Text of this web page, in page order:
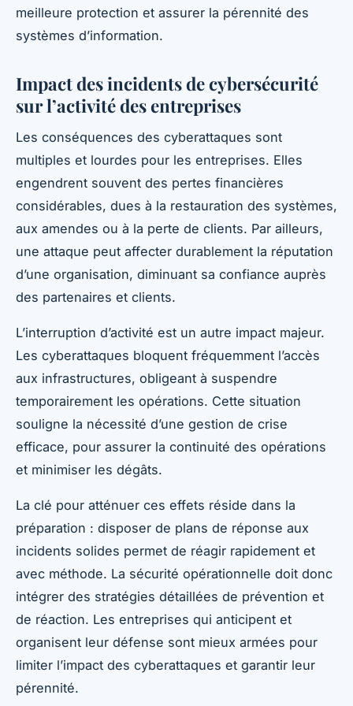
meilleure protection et assurer la pérennité des
systèmes d’information.
Impact des incidents de cybersécurité
sur l’activité des entreprises
Les conséquences des cyberattaques sont
multiples et lourdes pour les entreprises. Elles
engendrent souvent des pertes financières
considérables, dues à la restauration des systèmes,
aux amendes ou à la perte de clients. Par ailleurs,
une attaque peut affecter durablement la réputation
d’une organisation, diminuant sa confiance auprès
des partenaires et clients.
L’interruption d’activité est un autre impact majeur.
Les cyberattaques bloquent fréquemment l’accès
aux infrastructures, obligeant à suspendre
temporairement les opérations. Cette situation
souligne la nécessité d’une gestion de crise
efficace, pour assurer la continuité des opérations
et minimiser les dégâts.
La clé pour atténuer ces effets réside dans la
préparation : disposer de plans de réponse aux
incidents solides permet de réagir rapidement et
avec méthode. La sécurité opérationnelle doit donc
intégrer des stratégies détaillées de prévention et
de réaction. Les entreprises qui anticipent et
organisent leur défense sont mieux armées pour
limiter l’impact des cyberattaques et garantir leur
pérennité.